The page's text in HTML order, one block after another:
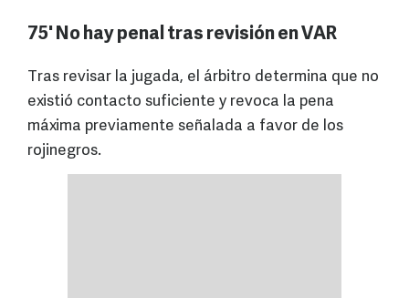
75' No hay penal tras revisión en VAR
Tras revisar la jugada, el árbitro determina que no
existió contacto suficiente y revoca la pena
máxima previamente señalada a favor de los
rojinegros.